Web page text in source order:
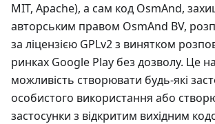
MIT, Apache), а сам код OsmAnd,
авторським правом OsmAnd BV,
за ліцензією GPLv2 з винятком
ринках Google Play без дозволу. Це
можливість створювати будь-які
особистого використання або
застосунки з відкритим вихідним